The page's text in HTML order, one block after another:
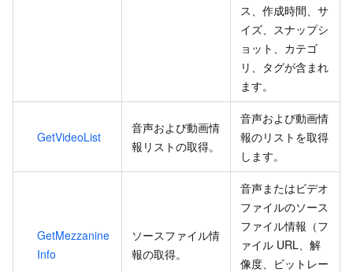
ス、作成時間、サ
イズ、スナップシ
ョット、カテゴ
リ、タグが含まれ
ます。
GetVideoList
音声および動画情
報リストの取得。
音声および動画情
報のリストを取得
します。
GetMezzanine
Info
ソースファイル情
報の取得。
音声またはビデオ
ファイルのソース
ファイル情報（フ
ァイル URL、解
像度、ビットレー